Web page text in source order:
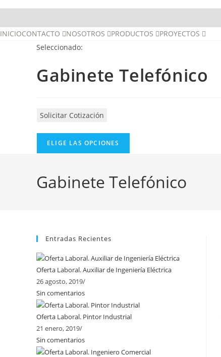
INICIOCONTACTO NOSOTROS PRODUCTOS PROYECTOS
Seleccionado:
Gabinete Telefónico
Solicitar Cotización
ELIGE LAS OPCIONES
Gabinete Telefónico
Entradas Recientes
Oferta Laboral. Auxiliar de Ingeniería Eléctrica
26 agosto, 2019/
Sin comentarios
Oferta Laboral. Pintor Industrial
21 enero, 2019/
Sin comentarios